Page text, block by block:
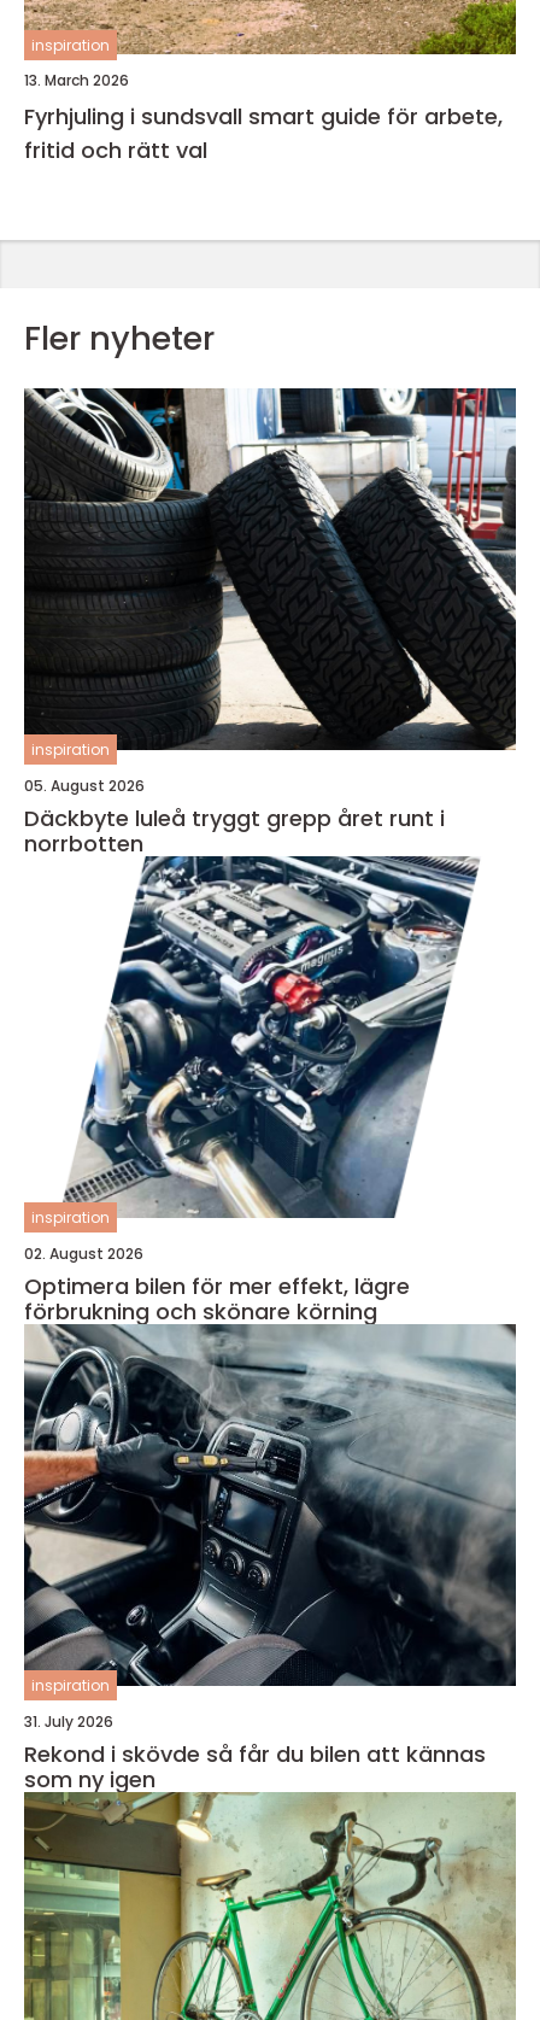
inspiration
13. March 2026
Fyrhjuling i sundsvall smart guide för arbete,
fritid och rätt val
Fler nyheter
inspiration
05. August 2026
Däckbyte luleå tryggt grepp året runt i
norrbotten
inspiration
02. August 2026
Optimera bilen för mer effekt, lägre
förbrukning och skönare körning
inspiration
31. July 2026
Rekond i skövde så får du bilen att kännas
som ny igen